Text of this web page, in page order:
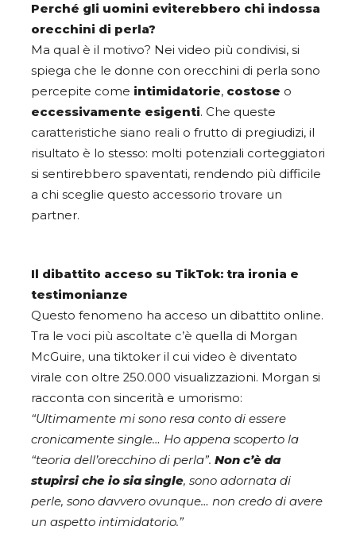
Perché gli uomini eviterebbero chi indossa
orecchini di perla?
Ma qual è il motivo? Nei video più condivisi, si
spiega che le donne con orecchini di perla sono
percepite come intimidatorie, costose o
eccessivamente esigenti. Che queste
caratteristiche siano reali o frutto di pregiudizi, il
risultato è lo stesso: molti potenziali corteggiatori
si sentirebbero spaventati, rendendo più difficile
a chi sceglie questo accessorio trovare un
partner.
Il dibattito acceso su TikTok: tra ironia e
testimonianze
Questo fenomeno ha acceso un dibattito online.
Tra le voci più ascoltate c’è quella di Morgan
McGuire, una tiktoker il cui video è diventato
virale con oltre 250.000 visualizzazioni. Morgan si
racconta con sincerità e umorismo:
“Ultimamente mi sono resa conto di essere
cronicamente single… Ho appena scoperto la
“teoria dell’orecchino di perla”. Non c’è da
stupirsi che io sia single, sono adornata di
perle, sono davvero ovunque… non credo di avere
un aspetto intimidatorio.”